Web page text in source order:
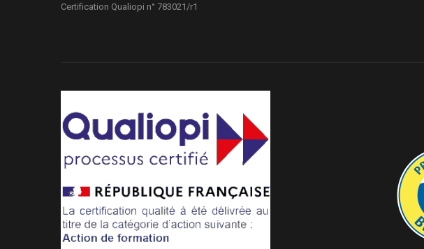
Certification Qualiopi n° 783021/r1